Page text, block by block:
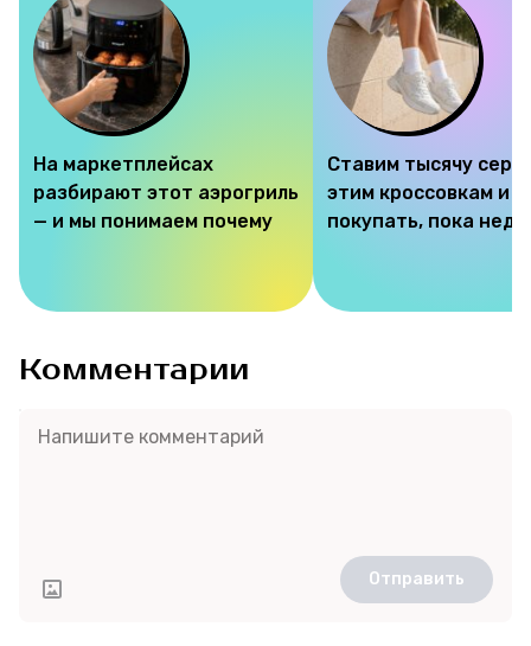
На маркетплейсах
разбирают этот аэрогриль
— и мы понимаем почему
Ставим тысячу
этим кроссовкам и
покупать, пока
Комментарии
Отправить